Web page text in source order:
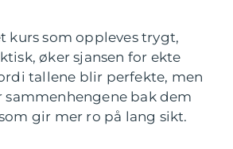
kurs som oppleves trygt,
øker sjansen for ekte
tallene blir perfekte, men
bak dem
gir mer ro på lang sikt.